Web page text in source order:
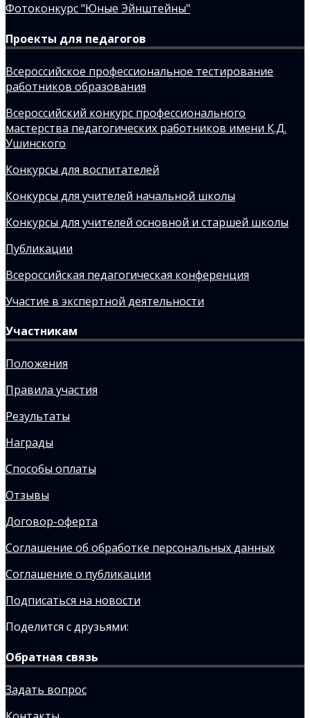
Фотоконкурс "Юные Эйнштейны"
Проекты для педагогов
Всероссийское профессиональное тестирование
работников образования
Всероссийский конкурс профессионального
мастерства педагогических работников имени К.Д.
Ушинского
Конкурсы для воспитателей
Конкурсы для учителей начальной школы
Конкурсы для учителей основной и старшей школы
Публикации
Всероссийская педагогическая конференция
Участие в экспертной деятельности
Участникам
Положения
Правила участия
Результаты
Награды
Способы оплаты
Отзывы
Договор-оферта
Соглашение об обработке персональных данных
Соглашение о публикации
Подписаться на новости
Поделится с друзьями:
Обратная связь
Задать вопрос